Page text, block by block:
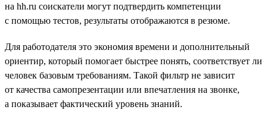
на hh.ru соискатели могут подтвердить компетенции
с помощью тестов, результаты отображаются в резюме.
Для работодателя это экономия времени и дополнительный
ориентир, который помогает быстрее понять, соответствует ли
человек базовым требованиям. Такой фильтр не зависит
от качества самопрезентации или впечатления на звонке,
а показывает фактический уровень знаний.